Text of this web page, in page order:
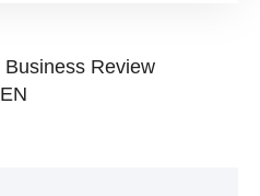
Business Review